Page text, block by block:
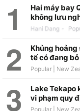
Hai máy bay
không lưu
Hani Dang -
Khủng
tế có đang bỏ
Lake Tekapo
vi phạm quy